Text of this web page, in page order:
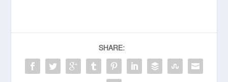
SHARE: